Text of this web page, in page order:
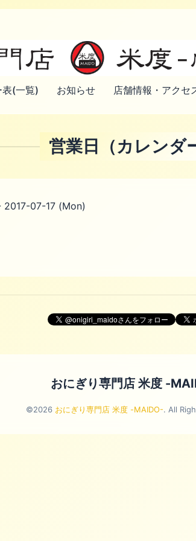
表(一覧) お知らせ 店舗情報・アクセ
営業日（カレンダ
07-17 (Mon)
おにぎり専門店 米度 -
©2026 おにぎり専門店 米度 -MAIDO-. All